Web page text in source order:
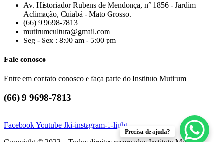
Av. Historiador Rubens de Mendonça, n° 1856 - Jardim
Aclimação, Cuiabá - Mato Grosso.
(66) 9 9698-7813
mutirumcultura@gmail.com
Seg - Sex : 8:00 am - 5:00 pm
Fale conosco
Entre em contato conosco e faça parte do Instituto Mutirum
(66) 9 9698-7813
FacebookYoutube Jki-instagram-1-light
Precisa de ajuda?